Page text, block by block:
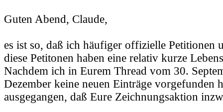
Guten Abend, Claude,
es ist so, daß ich häufiger offizielle Petitionen
diese Petitonen haben eine relativ kurze
Nachdem ich in Eurem Thread vom 30.
Dezember keine neuen Einträge vorgefunden
ausgegangen, daß Eure Zeichnungsaktion